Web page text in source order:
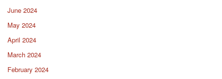
June 2024
May 2024
April 2024
March 2024
February 2024